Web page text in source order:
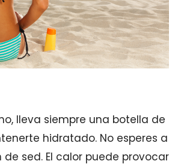
lleva siempre una botella de
hidratado. No esperes a
sed. El calor puede provocar